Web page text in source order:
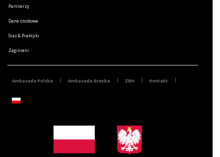
Partnerzy
Dane osobowe
Staż & Praktyki
Zaginieni
Ambasada Polska Ambasada Grecka ZBH Kontakt